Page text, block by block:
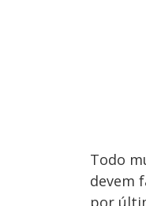
Todo
devem
por